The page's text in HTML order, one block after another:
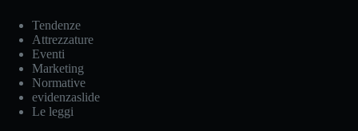
Tendenze
Attrezzature
Eventi
Marketing
Normative
evidenzaslide
Le leggi